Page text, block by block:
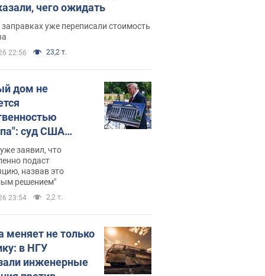
чего ожидать
уже переписали стоимость
22:56 23,2 т.
дом не
суд США
зала
400 млн
заявил, что
подаст
назвав это
решением"
23:54 2,2 т.
меняет не только
в НГУ
инженерные